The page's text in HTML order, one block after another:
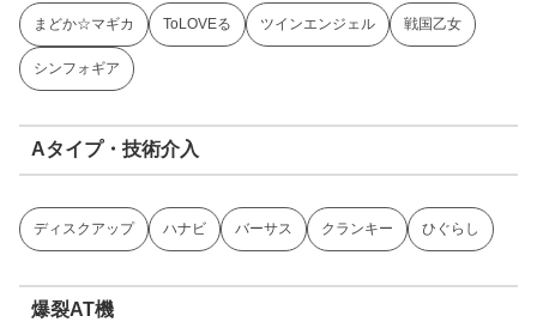
まどか☆マギカ ToLOVEる ツインエンジェル 戦国乙女
シンフォギア
Aタイプ・技術介入
ディスクアップ ハナビ バーサス クランキー ひぐらし
爆裂AT機